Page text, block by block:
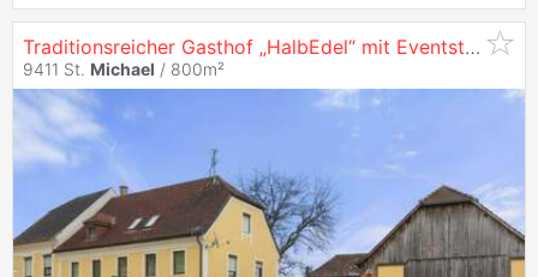
Traditionsreicher Gasthof „HalbEdel“ mit Eventstadl & Appartements in St.
9411 St. Michael / 800m²